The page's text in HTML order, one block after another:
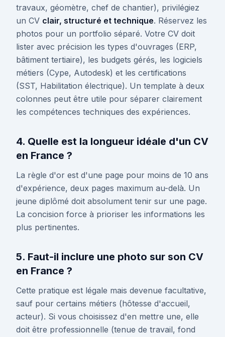
travaux, géomètre, chef de chantier), privilégiez
un CV clair, structuré et technique. Réservez les
photos pour un portfolio séparé. Votre CV doit
lister avec précision les types d'ouvrages (ERP,
bâtiment tertiaire), les budgets gérés, les logiciels
métiers (Cype, Autodesk) et les certifications
(SST, Habilitation électrique). Un template à deux
colonnes peut être utile pour séparer clairement
les compétences techniques des expériences.
4. Quelle est la longueur idéale d'un CV
en France ?
La règle d'or est d'une page pour moins de 10 ans
d'expérience, deux pages maximum au-delà. Un
jeune diplômé doit absolument tenir sur une page.
La concision force à prioriser les informations les
plus pertinentes.
5. Faut-il inclure une photo sur son CV
en France ?
Cette pratique est légale mais devenue facultative,
sauf pour certains métiers (hôtesse d'accueil,
acteur). Si vous choisissez d'en mettre une, elle
doit être professionnelle (tenue de travail, fond